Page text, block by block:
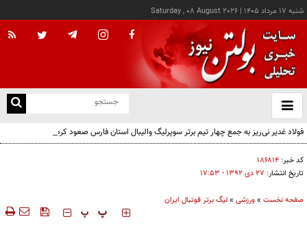
شنبه ۱۷ مرداد ۱۴۰۵ |
Saturday , 08 August 2026
باز
و
فولاد غدیر نی‌ریز به جمع چهار تیم برتر سوپرلیگ والیبال استان فارس صعود کرد
کد خبر: ۱۸۶۸۱۴
تاریخ انتشار: ۲۷ دی ۱۳۹۲ - ۱۷:۵۳
صفحه نخست »ورزشی »لیگ برتر فوتبال ایران
‍‍‍ پ پ